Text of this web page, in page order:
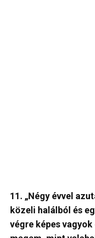
11. „Négy évvel
közeli halálból és
végre képes